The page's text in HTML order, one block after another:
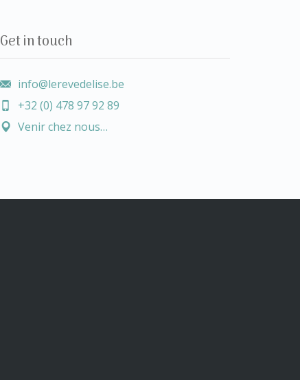
Get in touch
info@lerevedelise.be
+32 (0) 478 97 92 89
Venir chez nous…